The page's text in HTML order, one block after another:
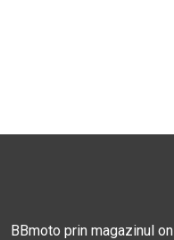
BBmoto prin magazinul